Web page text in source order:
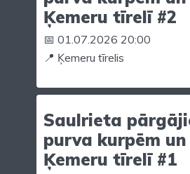
Ķemeru tīrelī #2
📅 01.07.2026 20:00
📍 Ķemeru tīrelis
Saulrieta
purva kurpēm
Ķemeru tīrelī #1